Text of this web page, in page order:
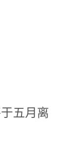
于五月离